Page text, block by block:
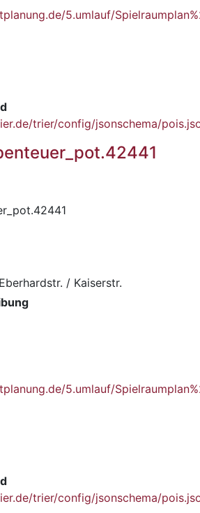
5.umlauf/
trier/config/jsonschema/
/ Kaiserstr.
5.umlauf/
trier/config/jsonschema/